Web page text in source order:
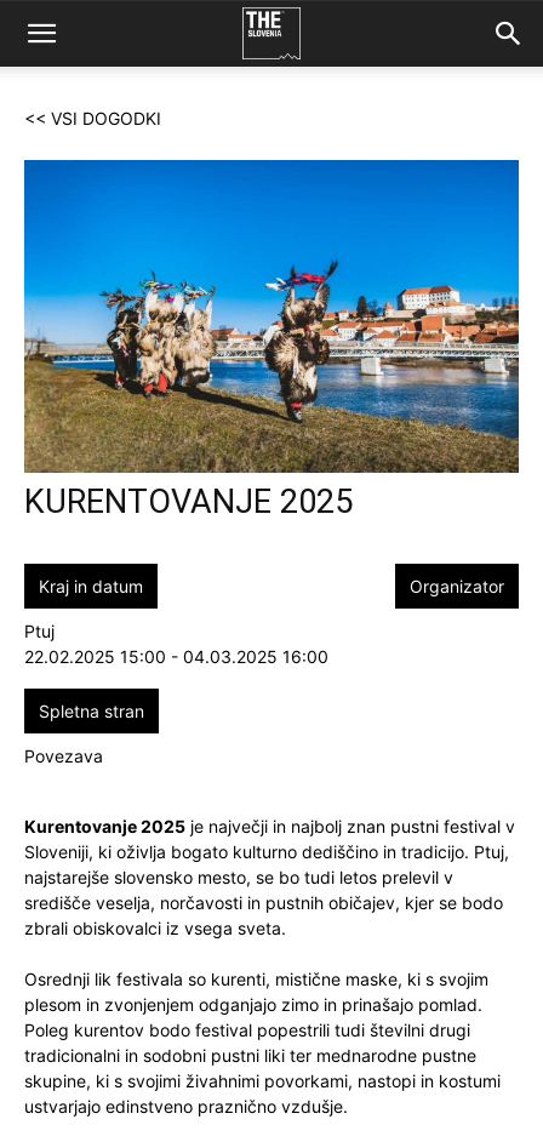
<< VSI DOGODKI
KURENTOVANJE 2025
Kraj in datum
Ptuj
22.02.2025 15:00 - 04.03.2025 16:00
Organizator
Spletna stran
Povezava
Kurentovanje 2025 je največji in najbolj znan pustni festival v
Sloveniji, ki oživlja bogato kulturno dediščino in tradicijo. Ptuj,
najstarejše slovensko mesto, se bo tudi letos prelevil v
središče veselja, norčavosti in pustnih običajev, kjer se bodo
zbrali obiskovalci iz vsega sveta.
Osrednji lik festivala so kurenti, mistične maske, ki s svojim
plesom in zvonjenjem odganjajo zimo in prinašajo pomlad.
Poleg kurentov bodo festival popestrili tudi številni drugi
tradicionalni in sodobni pustni liki ter mednarodne pustne
skupine, ki s svojimi živahnimi povorkami, nastopi in kostumi
ustvarjajo edinstveno praznično vzdušje.